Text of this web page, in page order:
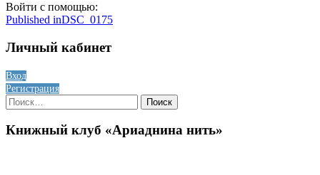
Войти с помощью:
Навигация
по
Published inDSC_0175
Личный кабинет
Вход
Регистрация
Найти:
Книжный клуб «Ариаднина нить»